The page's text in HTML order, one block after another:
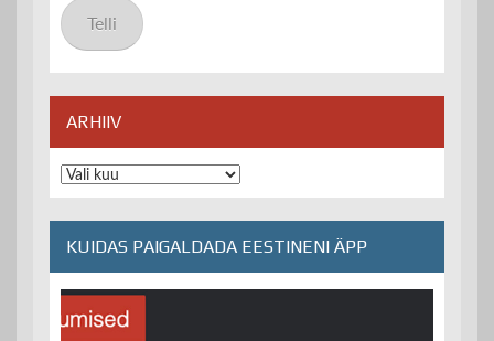
aadress
Telli
ARHIIV
Arhiiv
KUIDAS PAIGALDADA EESTINENI ÄPP